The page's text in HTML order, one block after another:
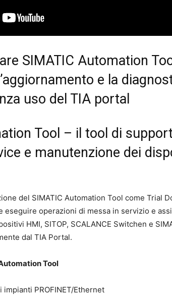
SIMATIC Automation
e la
uso del TIA portal
Tool – il tool di
e manutenzione dei
del SIMATIC Automation Tool come Trial
eseguire operazioni di messa in servizio e
HMI, SITOP, SCALANCE Switchen e
dal TIA Portal.
Tool
PROFINET/Ethernet